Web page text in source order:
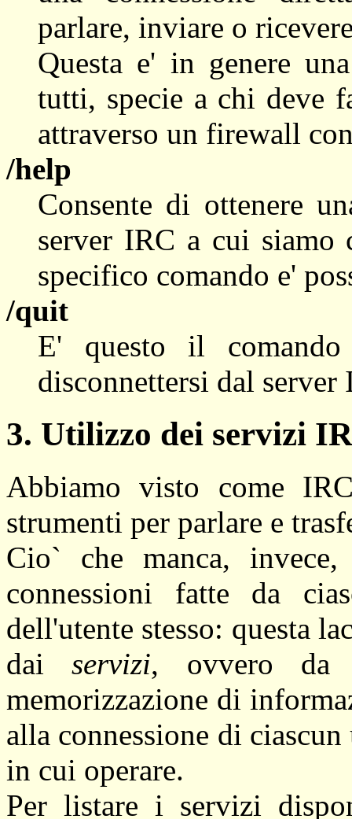
parlare, inviare o
Questa e' in genere
tutti, specie a chi deve
attraverso un firewall
/help
Consente di ottenere
server IRC a cui siamo
specifico comando e'
/quit
E' questo il
disconnettersi dal server
3. Utilizzo dei servizi
Abbiamo visto come
strumenti per parlare e
Cio` che manca,
connessioni fatte da
dell'utente stesso: questa
daiservizi, ovvero da
memorizzazione di
alla connessione di
in cui operare.
Per listare i servizi